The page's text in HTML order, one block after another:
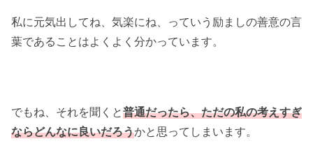
私に元気出してね、気楽にね、っていう励ましの善意の言
葉であることはよくよく分かっています。
でもね、それを聞くと普通だったら、ただの私の考えすぎ
ならどんなに良いだろうかと思ってしまいます。